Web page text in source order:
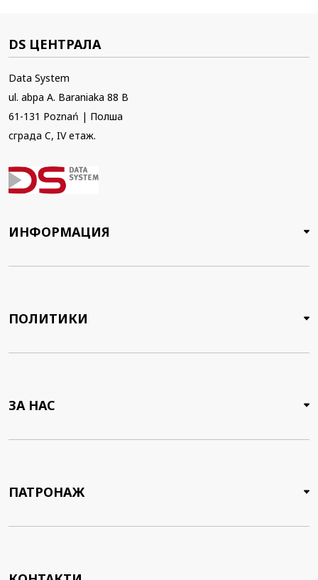
DS ЦЕНТРАЛА
Data System
ul. abpa A. Baraniaka 88 B
61-131 Poznań | Полша
сграда C, IV етаж.
ИНФОРМАЦИЯ
ПОЛИТИКИ
ЗА НАС
ПАТРОНАЖ